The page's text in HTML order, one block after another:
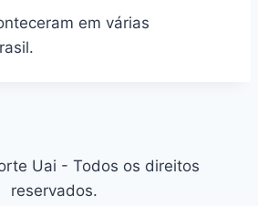
em várias
Uai - Todos os direitos
reservados.